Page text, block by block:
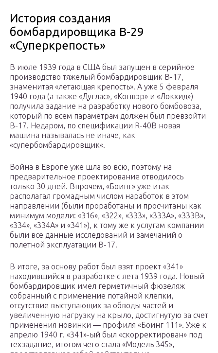
История создания
бомбардировщика B-29
«Суперкрепость»
В июле 1939 года в США был запущен в серийное
производство тяжелый бомбардировщик B-17,
знаменитая «летающая крепость». А уже 5 февраля
1940 года (а также «Дуглас», «Конвэр» и «Локхид»)
получила задание на разработку нового бомбовоза,
который по всем параметрам должен был превзойти
B-17. Недаром, по спецификации R-40B новая
машина называлась не иначе, как
«супербомбардировщик«.
Война в Европе уже шла во всю, поэтому на
предварительное проектирование отводилось
только 30 дней. Впрочем, «Боинг» уже итак
располагал громадным числом наработок в этом
направлении (были проработаны и просчитаны как
минимум модели: «316», «322», «333», «333A», «333B»,
«334», «334A» и «341»), к тому же к услугам компании
были все данные исследований и замечаний о
полетной эксплуатации B-17.
В итоге, за основу работ был взят проект «341»
находившийся в разработке с лета 1939 года. Новый
бомбардировщик имел герметичный фюзеляж
собранный с применение потайной клёпки,
отсутствие выступающих за обводы частей и
увеличенную нагрузку на крыло, достигнутую за счет
применения новинки — профиля «Боинг 111». Уже к
апрелю 1940 г. «341»-ый был «скорректирован» под
техзадание, итогом чего стала «Модель 345»,